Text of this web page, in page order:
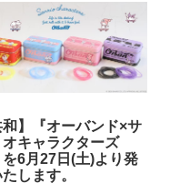
和】『オーバンド×サ
オキャラクターズ
6月27日(土)より発
します。